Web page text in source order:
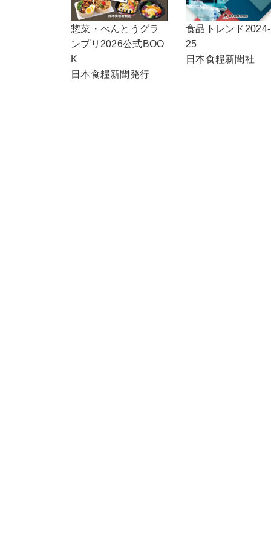
惣菜・べんとうグラ
ンプリ2026公式BOO
K
日本食糧新聞発行
食品トレンド
25
日本食糧新聞社